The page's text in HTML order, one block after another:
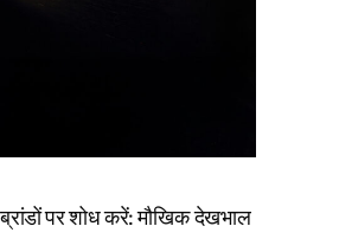
पर शोध करें:मौखिक देखभाल